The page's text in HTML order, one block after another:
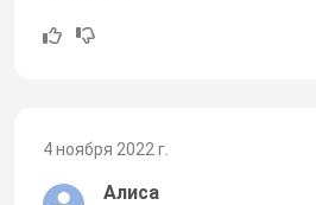
4 ноября 2022 г.
Алиса